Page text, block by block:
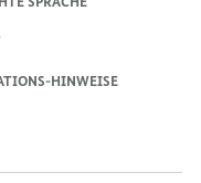
HINWEISE